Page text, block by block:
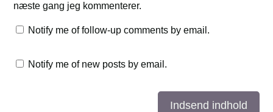
næste gang jeg kommenterer.
Notify me of follow-up comments by email.
Notify me of new posts by email.
Indsend indhold